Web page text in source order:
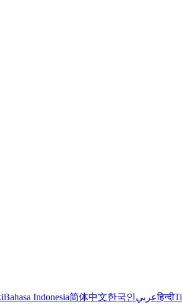
Bahasa Indonesia简体中文한국인عربيहिन्दी